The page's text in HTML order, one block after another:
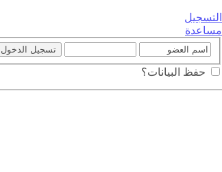
التسجيل
مساعدة
حفظ البيانات؟